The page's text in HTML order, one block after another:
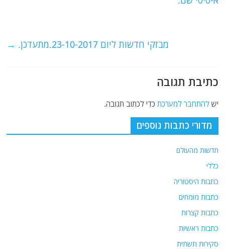
k
מבזקי חדשות ליום 23-10-2017.מתעדכן. →
כתיבת תגובה
ישלהתחבר למערכת כדי לכתוב תגובה.
מדורי כתבות נוספים
חדשות מהעולם
כללי
כתבות היסטוריה
כתבות מומחים
כתבות קצרות
כתבות ראשיות
סקירות תשתית